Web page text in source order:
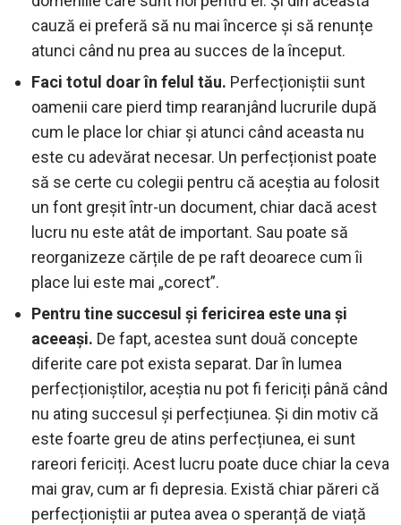
cauză ei preferă să nu mai încerce și să renunțe
atunci când nu prea au succes de la început.
Faci totul doar în felul tău. Perfecționiștii sunt
oamenii care pierd timp rearanjând lucrurile după
cum le place lor chiar și atunci când aceasta nu
este cu adevărat necesar. Un perfecționist poate
să se certe cu colegii pentru că aceștia au folosit
un font greșit într-un document, chiar dacă acest
lucru nu este atât de important. Sau poate să
reorganizeze cărțile de pe raft deoarece cum îi
place lui este mai „corect”.
Pentru tine succesul și fericirea este una și
aceeași. De fapt, acestea sunt două concepte
diferite care pot exista separat. Dar în lumea
perfecționiștilor, aceștia nu pot fi fericiți până când
nu ating succesul și perfecțiunea. Și din motiv că
este foarte greu de atins perfecțiunea, ei sunt
rareori fericiți. Acest lucru poate duce chiar la ceva
mai grav, cum ar fi depresia. Există chiar păreri că
perfecționiștii ar putea avea o speranță de viață